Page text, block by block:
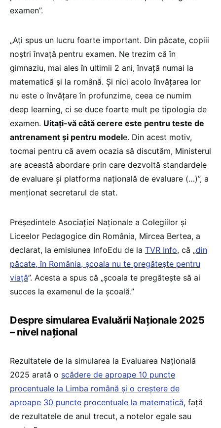
examen”.
„Ați spus un lucru foarte important. Din păcate, copiii
noștri învață pentru examen. Ne trezim că în
gimnaziu, mai ales în ultimii 2 ani, învață numai la
matematică și la română. Și nici acolo învățarea lor
nu este o învățare în profunzime, ceea ce numim
deep learning, ci se duce foarte mult pe tipologia de
examen. Uitați-vă câtă cerere este pentru teste de
antrenament și pentru modele. Din acest motiv,
tocmai pentru că avem ocazia să discutăm, Ministerul
are această abordare prin care dezvoltă standardele
de evaluare și platforma națională de evaluare (…)”, a
menționat secretarul de stat.
Președintele Asociației Naționale a Colegiilor și
Liceelor Pedagogice din România, Mircea Bertea, a
declarat, la emisiunea InfoEdu de la TVR Info, că „din
păcate, în România, școala nu te pregătește pentru
viață”. Acesta a spus că „școala te pregătește să ai
succes la examenul de la școală.”
Despre simularea Evaluării Naționale 2025
– nivel național
Rezultatele de la simularea la Evaluarea Națională
2025 arată o scădere de aproape 10 puncte
procentuale la Limba română și o creștere de
aproape 30 puncte procentuale la matematică, față
de rezultatele de anul trecut, a notelor egale sau